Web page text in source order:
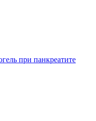
при панкреатите